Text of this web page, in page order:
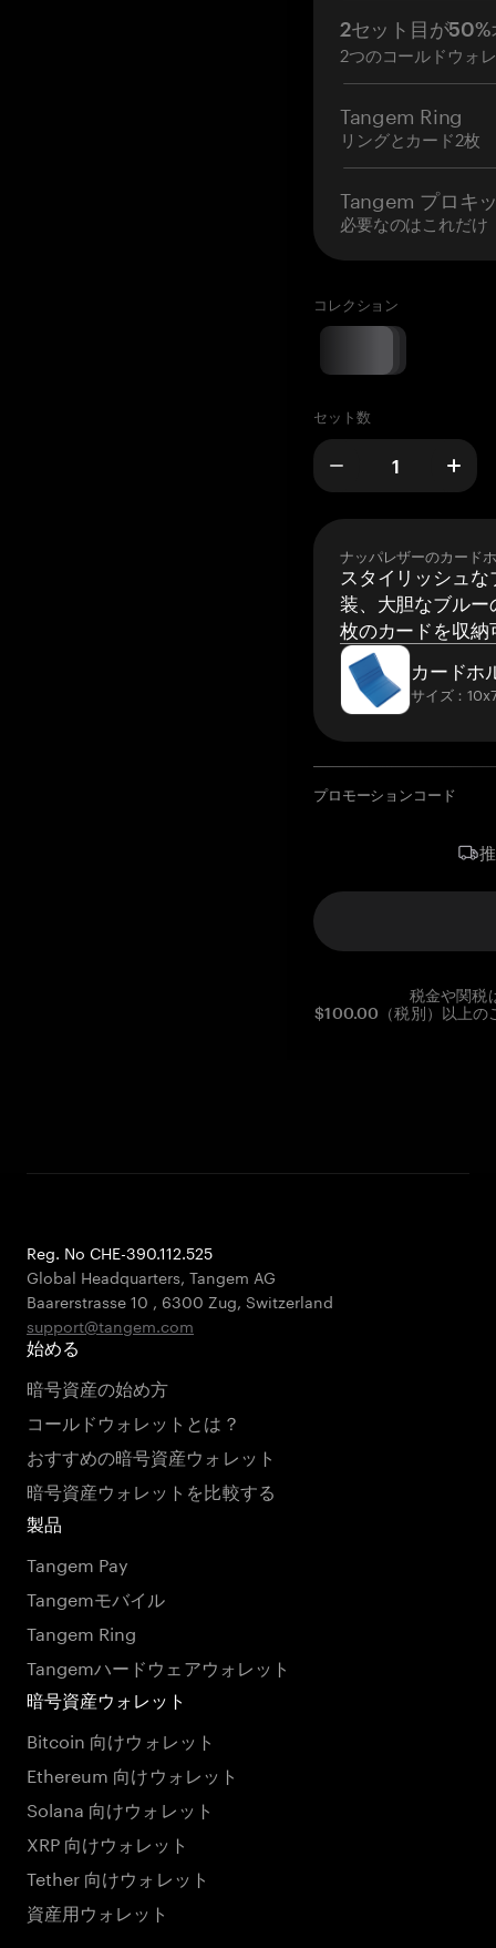
2セット目が50%
2つのコールドウォ
Tangem Ring
リングとカード2枚
Tangem プロキ
必要なのはこれだけ
コレクション
セット数
ナッパレザーのカード
スタイリッシュ
装、大胆なブルー
枚のカードを収納
カードホ
サイズ：
プロモーションコード
税金や関税
$100.00（税別）以上の
Reg. No CHE-390.112.525
Global Headquarters, Tangem AG
Baarerstrasse 10 , 6300 Zug, Switzerland
support@tangem.com
始める
暗号資産の始め方
コールドウォレットとは？
おすすめの暗号資産ウォレット
暗号資産ウォレットを比較する
製品
Tangem Pay
Tangemモバイル
Tangem Ring
Tangemハードウェアウォレット
暗号資産ウォレット
Bitcoin 向けウォレット
Ethereum 向けウォレット
Solana 向けウォレット
XRP 向けウォレット
Tether 向けウォレット
資産用ウォレット